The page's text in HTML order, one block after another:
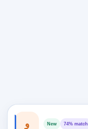
و New 74% match